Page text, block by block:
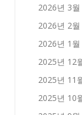
2026년 3월
2026년 2월
2026년 1월
2025년 12
2025년 11
2025년 10